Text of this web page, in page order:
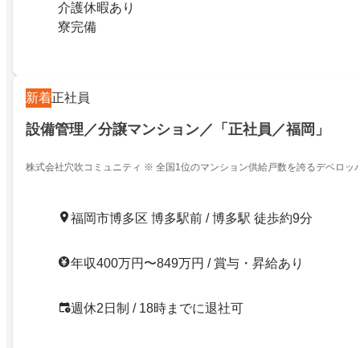
介護休暇あり
寮完備
新着正社員
設備管理／分譲マンション／「正社員／福岡」
株式会社穴吹コミュニティ ※ 全国1位のマンション供給戸数を誇るデベロッ
福岡市博多区 博多駅前 / 博多駅 徒歩約9分
年収400万円〜849万円 / 賞与・昇給あり
週休2日制 / 18時までに退社可